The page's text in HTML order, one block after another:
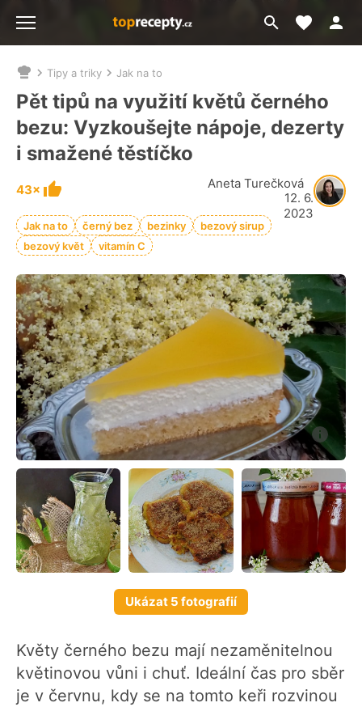
Přejít
na
Moje
Nacházíte
se
zde:
Tipy a triky Jak na to
Pět tipů na využití květů černého
bezu: Vyzkoušejte nápoje, dezerty
i smažené těstíčko
43×
Aneta Turečková
12. 6.
2023
Jak na to černý bez bezinky
bezový sirup
bezový květ
vitamín C
Ukázat 5 fotografií
Květy černého bezu mají nezaměnitelnou
květinovou vůni i chuť. Ideální čas pro sběr
je v červnu, kdy se na tomto keři rozvinou